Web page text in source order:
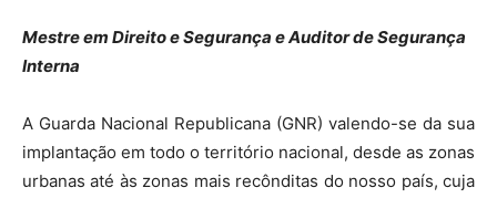
Mestre em Direito e Segurança e Auditor de Segurança
Interna
A Guarda Nacional Republicana (GNR) valendo-se da sua
implantação em todo o território nacional, desde as zonas
urbanas até às zonas mais recônditas do nosso país, cuja